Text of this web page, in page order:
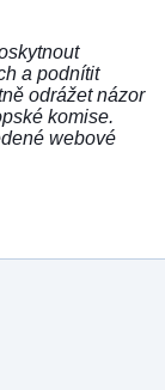
a podnítit
odrážet názor
komise.
webové